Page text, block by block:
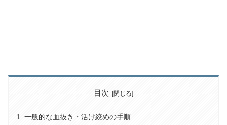
目次
一般的な血抜き・活け絞めの手順